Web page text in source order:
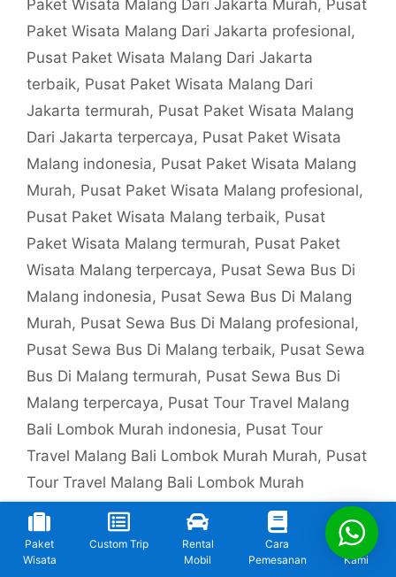
Paket Wisata Malang Dari Jakarta Murah, Pusat
Paket Wisata Malang Dari Jakarta profesional,
Pusat Paket Wisata Malang Dari Jakarta
terbaik, Pusat Paket Wisata Malang Dari
Jakarta termurah, Pusat Paket Wisata Malang
Dari Jakarta terpercaya, Pusat Paket Wisata
Malang indonesia, Pusat Paket Wisata Malang
Murah, Pusat Paket Wisata Malang profesional,
Pusat Paket Wisata Malang terbaik, Pusat
Paket Wisata Malang termurah, Pusat Paket
Wisata Malang terpercaya, Pusat Sewa Bus Di
Malang indonesia, Pusat Sewa Bus Di Malang
Murah, Pusat Sewa Bus Di Malang profesional,
Pusat Sewa Bus Di Malang terbaik, Pusat Sewa
Bus Di Malang termurah, Pusat Sewa Bus Di
Malang terpercaya, Pusat Tour Travel Malang
Bali Lombok Murah indonesia, Pusat Tour
Travel Malang Bali Lombok Murah Murah, Pusat
Tour Travel Malang Bali Lombok Murah
profesional
,Pusat Tour Travel Malang Bali
Lombok Murah terbaik , Pusat Tour Travel
Malang Bali Lombok Murah termurah,Pusat
Paket
Wisata
Custom Trip
Rental
Mobil
Cara
Pemesanan
Kontak
Kami